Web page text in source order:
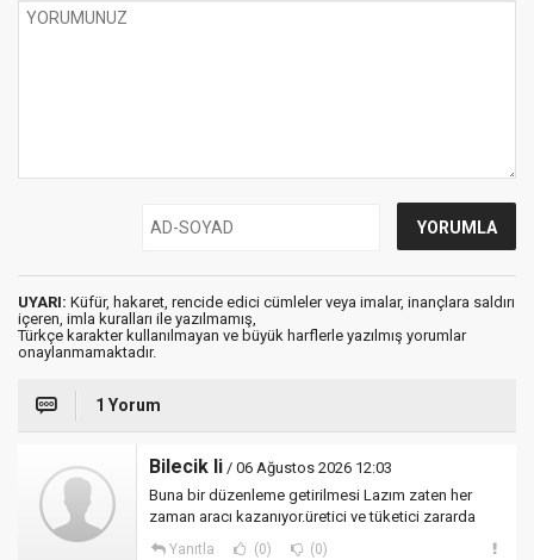
UYARI: Küfür, hakaret, rencide edici cümleler veya imalar, inançlara saldırı
içeren, imla kuralları ile yazılmamış,
Türkçe karakter kullanılmayan ve büyük harflerle yazılmış yorumlar
onaylanmamaktadır.
1 Yorum
Bilecik li / 06 Ağustos 2026 12:03
Buna bir düzenleme getirilmesi Lazım zaten her
zaman aracı kazanıyor.üretici ve tüketici zararda
Yanıtla (0) (0)